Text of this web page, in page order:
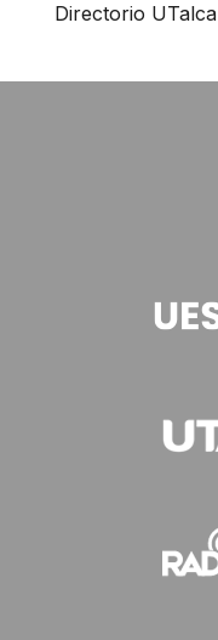
Directorio UTalca